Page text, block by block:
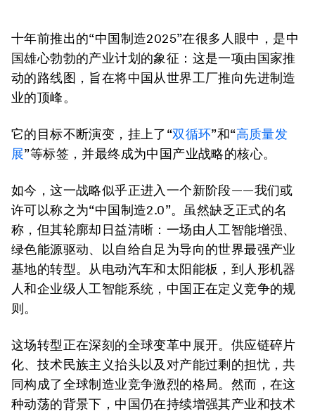
十年前推出的“中国制造2025”在很多人眼中，是中
国雄心勃勃的产业计划的象征：这是一项由国家推
动的路线图，旨在将中国从世界工厂推向先进制造
业的顶峰。
它的目标不断演变，挂上了“双循环”和“高质量发
展”等标签，并最终成为中国产业战略的核心。
如今，这一战略似乎正进入一个新阶段——我们或
许可以称之为“中国制造2.0”。虽然缺乏正式的名
称，但其轮廓却日益清晰：一场由人工智能增强、
绿色能源驱动、以自给自足为导向的世界最强产业
基地的转型。从电动汽车和太阳能板，到人形机器
人和企业级人工智能系统，中国正在定义竞争的规
则。
这场转型正在深刻的全球变革中展开。供应链碎片
化、技术民族主义抬头以及对产能过剩的担忧，共
同构成了全球制造业竞争激烈的格局。然而，在这
种动荡的背景下，中国仍在持续增强其产业和技术